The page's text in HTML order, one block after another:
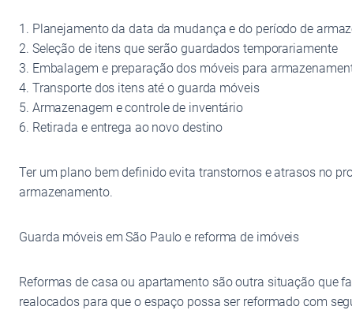
1. Planejamento da data da mudança e do período de
2. Seleção de itens que serão guardados temporariamente
3. Embalagem e preparação dos móveis para
4. Transporte dos itens até o guarda móveis
5. Armazenagem e controle de inventário
6. Retirada e entrega ao novo destino
Ter um plano bem definido evita transtornos e atrasos no
armazenamento.
Guarda móveis em São Paulo e reforma de imóveis
Reformas de casa ou apartamento são outra situação que
realocados para que o espaço possa ser reformado com